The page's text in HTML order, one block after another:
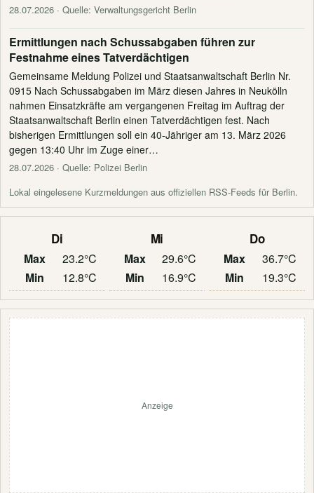
28.07.2026 · Quelle: Verwaltungsgericht Berlin
Ermittlungen nach Schussabgaben führen zur
Festnahme eines Tatverdächtigen
Gemeinsame Meldung Polizei und Staatsanwaltschaft Berlin Nr.
0915 Nach Schussabgaben im März diesen Jahres in Neukölln
nahmen Einsatzkräfte am vergangenen Freitag im Auftrag der
Staatsanwaltschaft Berlin einen Tatverdächtigen fest. Nach
bisherigen Ermittlungen soll ein 40-Jähriger am 13. März 2026
gegen 13:40 Uhr im Zuge einer…
28.07.2026 · Quelle: Polizei Berlin
Lokal eingelesene Kurzmeldungen aus offiziellen RSS-Feeds für Berlin.
Di
Max
23.2°C
Min
12.8°C
Mi
Max
29.6°C
Min
16.9°C
Do
Max
36.7°C
Min
19.3°C
Anzeige